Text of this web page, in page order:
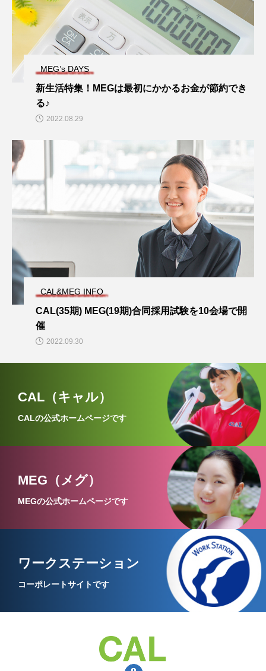
MEG’s DAYS
新生活特集！MEGは最初にかかるお金が節約でき
る♪
2022.08.29
CAL&MEG INFO
CAL(35期) MEG(19期)合同採用試験を10会場で開
催
2022.09.30
CAL（キャル）
CALの公式ホームページです
MEG（メグ）
MEGの公式ホームページです
ワークステーション
コーポレートサイトです